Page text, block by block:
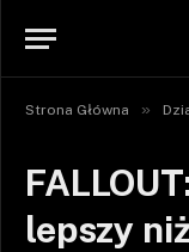
Strona Główna »
lepszy